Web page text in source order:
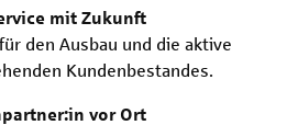
mit Zukunft
den Ausbau und die aktive
Kundenbestandes.
vor Ort